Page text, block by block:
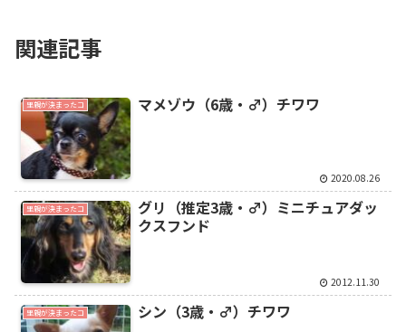
関連記事
里親が決まったコ マメゾウ（6歳・♂）チワワ
2020.08.26
里親が決まったコ
グリ（推定3歳・♂）ミニチュアダッ
クスフンド
2012.11.30
里親が決まったコ シン（3歳・♂）チワワ